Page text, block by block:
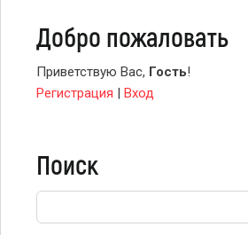
Добро пожаловать
Приветствую Вас, Гость!
Регистрация | Вход
Поиск